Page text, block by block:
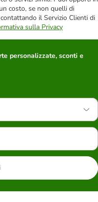
costo, se non quelli di
il Servizio Clienti di
sulla Privacy
personalizzate, sconti e